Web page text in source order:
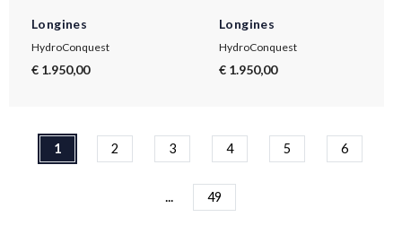
Longines
HydroConquest
€ 1.950,00
Longines
HydroConquest
€ 1.950,00
1 2 3 4 5 6
... 49